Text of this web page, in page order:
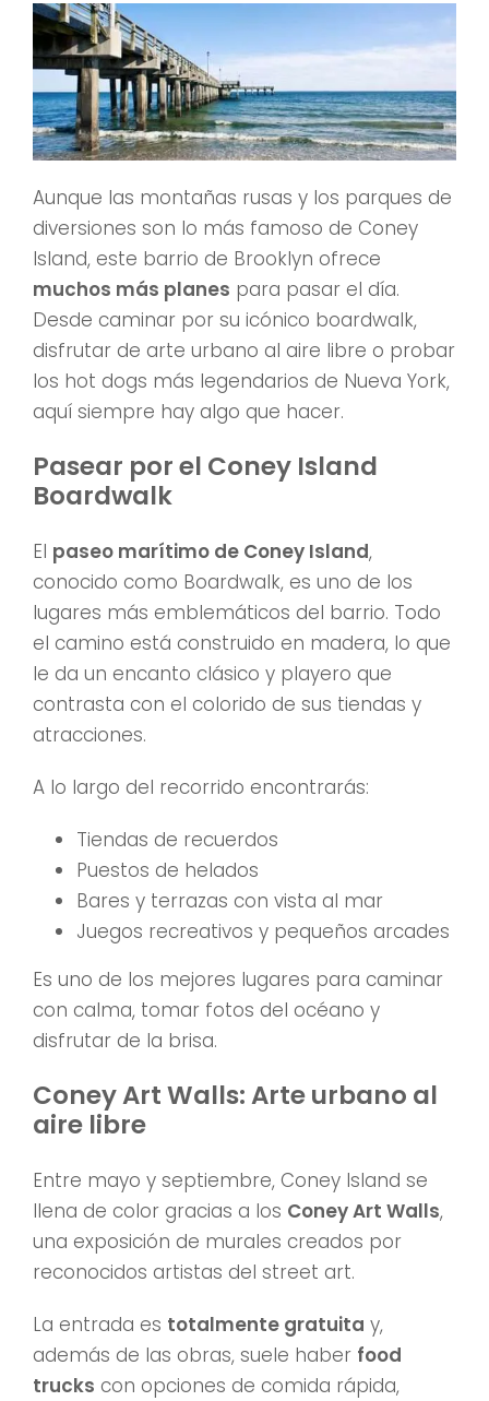
Aunque las montañas rusas y los parques de
diversiones son lo más famoso de Coney
Island, este barrio de Brooklyn ofrece
muchos más planes para pasar el día.
Desde caminar por su icónico boardwalk,
disfrutar de arte urbano al aire libre o probar
los hot dogs más legendarios de Nueva York,
aquí siempre hay algo que hacer.
Pasear por el Coney Island
Boardwalk
El paseo marítimo de Coney Island,
conocido como Boardwalk, es uno de los
lugares más emblemáticos del barrio. Todo
el camino está construido en madera, lo que
le da un encanto clásico y playero que
contrasta con el colorido de sus tiendas y
atracciones.
A lo largo del recorrido encontrarás:
Tiendas de recuerdos
Puestos de helados
Bares y terrazas con vista al mar
Juegos recreativos y pequeños arcades
Es uno de los mejores lugares para caminar
con calma, tomar fotos del océano y
disfrutar de la brisa.
Coney Art Walls: Arte urbano al
aire libre
Entre mayo y septiembre, Coney Island se
llena de color gracias a los Coney Art Walls,
una exposición de murales creados por
reconocidos artistas del street art.
La entrada es totalmente gratuita y,
además de las obras, suele haber food
trucks con opciones de comida rápida,